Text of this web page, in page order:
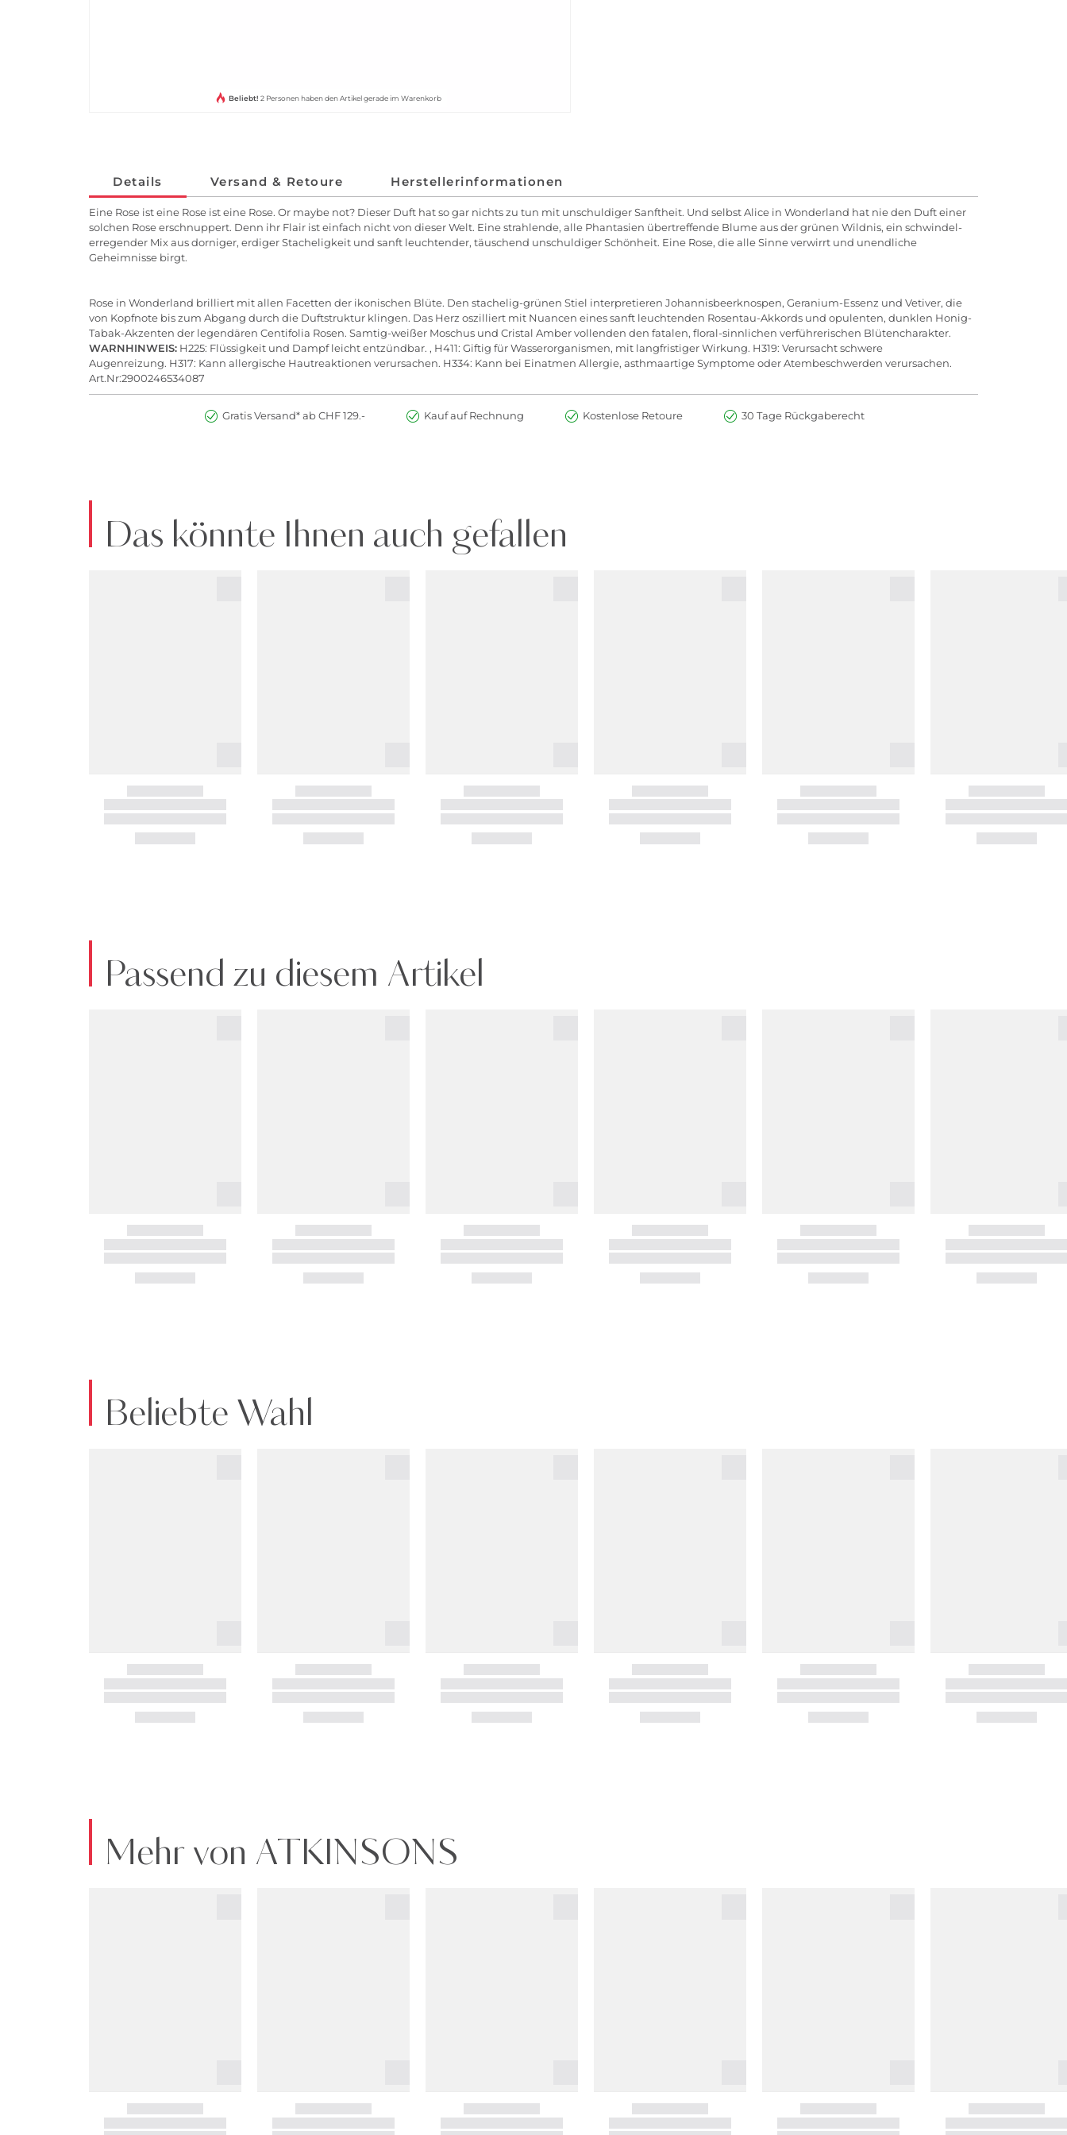
Beliebt! 2 Personen haben den Artikel gerade im Warenkorb
Details Versand & Retoure Herstellerinformationen
Eine Rose ist eine Rose ist eine Rose. Or maybe not? Dieser Duft hat so gar nichts zu tun mit unschuldiger Sanftheit. Und selbst Alice in Wonderland hat nie den Duft einer
solchen Rose erschnuppert. Denn ihr Flair ist einfach nicht von dieser Welt. Eine strahlende, alle Phantasien übertreffende Blume aus der grünen Wildnis, ein schwindel-
erregender Mix aus dorniger, erdiger Stacheligkeit und sanft leuchtender, täuschend unschuldiger Schönheit. Eine Rose, die alle Sinne verwirrt und unendliche
Geheimnisse birgt.
Rose in Wonderland brilliert mit allen Facetten der ikonischen Blüte. Den stachelig-grünen Stiel interpretieren Johannisbeerknospen, Geranium-Essenz und Vetiver, die
von Kopfnote bis zum Abgang durch die Duftstruktur klingen. Das Herz oszilliert mit Nuancen eines sanft leuchtenden Rosentau-Akkords und opulenten, dunklen Honig-
Tabak-Akzenten der legendären Centifolia Rosen. Samtig-weißer Moschus und Cristal Amber vollenden den fatalen, floral-sinnlichen verführerischen Blütencharakter.
WARNHINWEIS: H225: Flüssigkeit und Dampf leicht entzündbar. , H411: Giftig für Wasserorganismen, mit langfristiger Wirkung. H319: Verursacht schwere
Augenreizung. H317: Kann allergische Hautreaktionen verursachen. H334: Kann bei Einatmen Allergie, asthmaartige Symptome oder Atembeschwerden verursachen.
Art.Nr:2900246534087
Gratis Versand* ab CHF 129.- Kauf auf Rechnung Kostenlose Retoure 30 Tage Rückgaberecht
Das könnte Ihnen auch gefallen
Passend zu diesem Artikel
Beliebte Wahl
Mehr von ATKINSONS